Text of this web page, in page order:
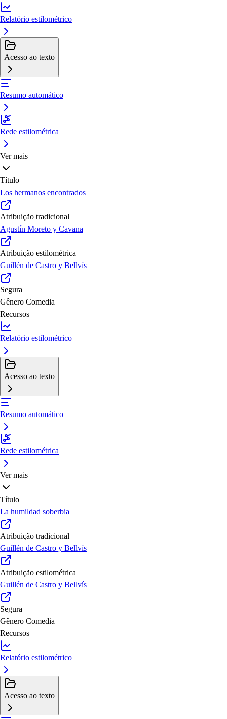
Relatório estilométrico
Acesso ao texto
Resumo automático
Rede estilométrica
Ver mais
Título
Los hermanos encontrados
Atribuição tradicional
Agustín Moreto y Cavana
Atribuição estilométrica
Guillén de Castro y Bellvís
Segura
Gênero Comedia
Recursos
Relatório estilométrico
Acesso ao texto
Resumo automático
Rede estilométrica
Ver mais
Título
La humildad soberbia
Atribuição tradicional
Guillén de Castro y Bellvís
Atribuição estilométrica
Guillén de Castro y Bellvís
Segura
Gênero Comedia
Recursos
Relatório estilométrico
Acesso ao texto